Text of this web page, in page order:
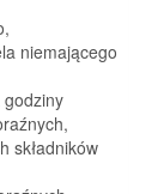
niemającego
składników